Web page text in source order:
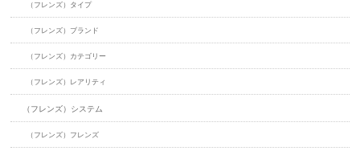
（フレンズ）タイプ
（フレンズ）ブランド
（フレンズ）カテゴリー
（フレンズ）レアリティ
（フレンズ）システム
（フレンズ）フレンズ